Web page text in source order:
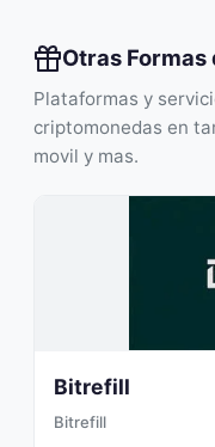
Otras
Plataformas y
criptomonedas en
movil y mas.
Bitrefill
Bitrefill